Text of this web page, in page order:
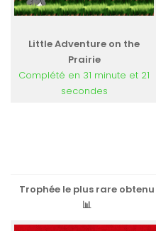
Little Adventure on the
Prairie
Complété en 31 minute et 21
secondes
Trophée le plus rare obtenu
📊